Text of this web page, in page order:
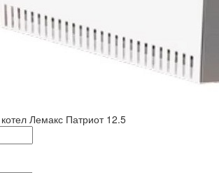
Лемакс Патриот 12.5